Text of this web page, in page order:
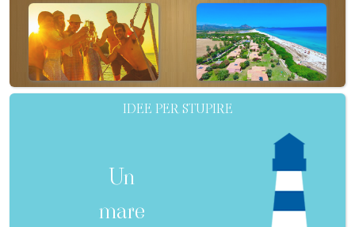
IDEE PER STUPIRE
Un
mare